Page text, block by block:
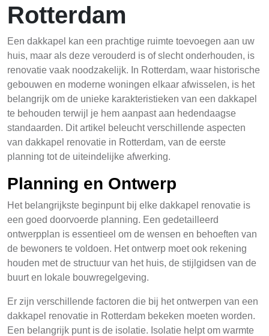
Rotterdam
Een dakkapel kan een prachtige ruimte toevoegen aan uw
huis, maar als deze verouderd is of slecht onderhouden, is
renovatie vaak noodzakelijk. In Rotterdam, waar historische
gebouwen en moderne woningen elkaar afwisselen, is het
belangrijk om de unieke karakteristieken van een dakkapel
te behouden terwijl je hem aanpast aan hedendaagse
standaarden. Dit artikel beleucht verschillende aspecten
van dakkapel renovatie in Rotterdam, van de eerste
planning tot de uiteindelijke afwerking.
Planning en Ontwerp
Het belangrijkste beginpunt bij elke dakkapel renovatie is
een goed doorvoerde planning. Een gedetailleerd
ontwerpplan is essentieel om de wensen en behoeften van
de bewoners te voldoen. Het ontwerp moet ook rekening
houden met de structuur van het huis, de stijlgidsen van de
buurt en lokale bouwregelgeving.
Er zijn verschillende factoren die bij het ontwerpen van een
dakkapel renovatie in Rotterdam bekeken moeten worden.
Een belangrijk punt is de isolatie. Isolatie helpt om warmte